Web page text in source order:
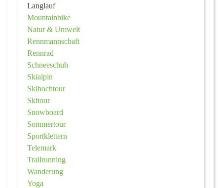
Langlauf
Mountainbike
Natur & Umwelt
Rennmannschaft
Rennrad
Schneeschuh
Skialpin
Skihochtour
Skitour
Snowboard
Sommertour
Sportklettern
Telemark
Trailrunning
Wanderung
Yoga